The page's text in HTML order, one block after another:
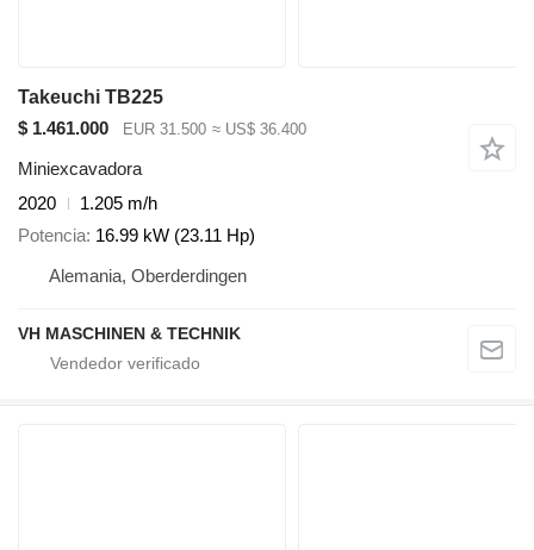
Takeuchi TB225
$ 1.461.000
EUR 31.500 ≈ US$ 36.400
Miniexcavadora
2020
1.205 m/h
Potencia 16.99 kW (23.11 Hp)
Alemania, Oberderdingen
VH MASCHINEN & TECHNIK